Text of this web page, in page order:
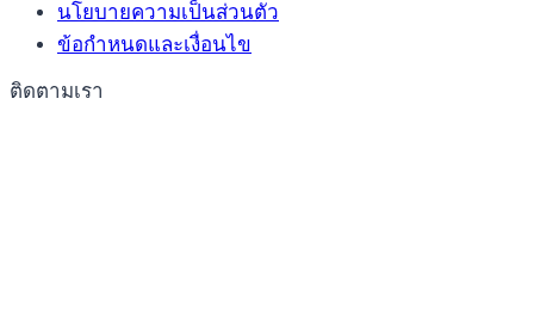
นโยบายความเป็นส่วนตัว
ข้อกำหนดและเงื่อนไข
ติดตามเรา